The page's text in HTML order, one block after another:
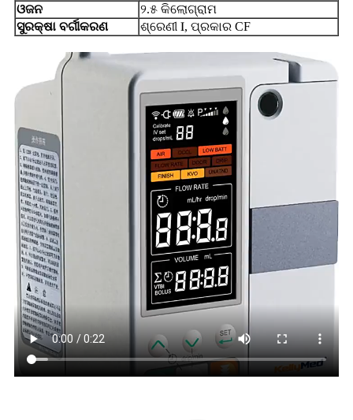
ଓଜନ
୨.୫ କିଲୋଗ୍ରାମ
ସୁରକ୍ଷା ବର୍ଗୀକରଣ
ଶ୍ରେଣୀ Ⅰ, ପ୍ରକାର CF